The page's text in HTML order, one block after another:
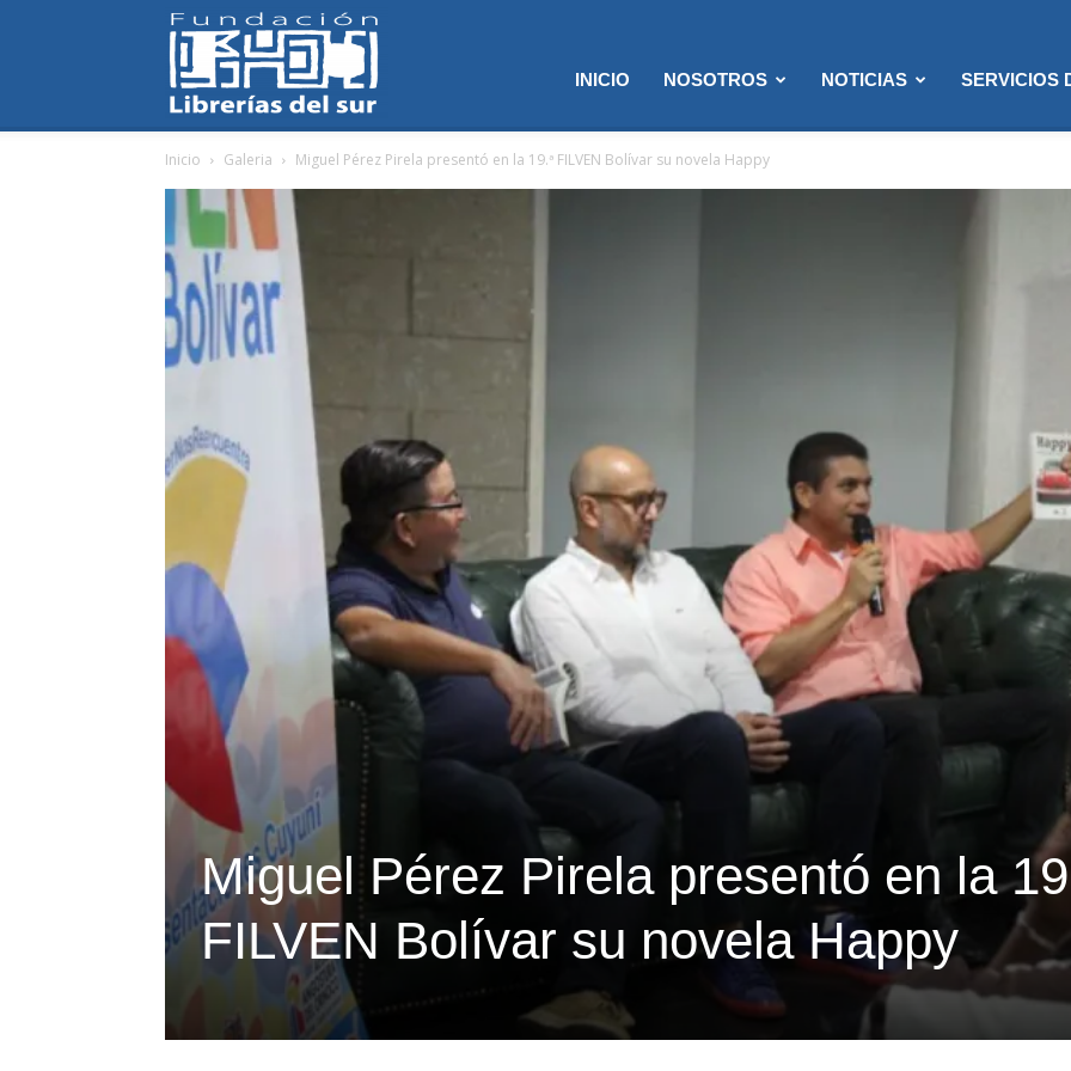
Librerías
Sur
INICIO NOSOTROS NOTICIAS SERVICIOS
Inicio Galeria Miguel Pérez Pirela presentó en la 19.ª FILVEN Bolívar su novela Happy
Miguel Pérez Pirela presentó en la
FILVEN Bolívar su novela Happy